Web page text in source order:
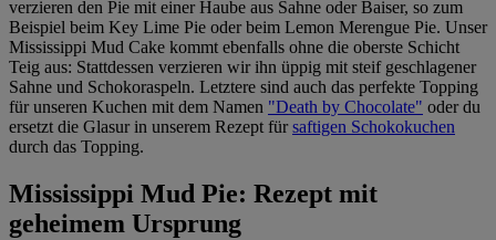
verzieren den Pie mit einer Haube aus Sahne oder Baiser, so zum
Beispiel beim Key Lime Pie oder beim Lemon Merengue Pie. Unser
Mississippi Mud Cake kommt ebenfalls ohne die oberste Schicht
Teig aus: Stattdessen verzieren wir ihn üppig mit steif geschlagener
Sahne und Schokoraspeln. Letztere sind auch das perfekte Topping
für unseren Kuchen mit dem Namen "Death by Chocolate" oder du
ersetzt die Glasur in unserem Rezept fürsaftigen Schokokuchen
durch das Topping.
Mississippi Mud Pie: Rezept mit
geheimem Ursprung